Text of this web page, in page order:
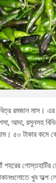
রমজান মাস।
আদা, রসুনসহ
৫০ টাকার কমে
গোস্তহাটির
খুব অল্প